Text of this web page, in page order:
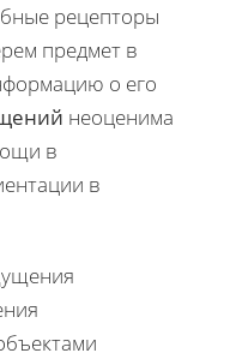
рецепторы
предмет в
о его
неоценима
в
в